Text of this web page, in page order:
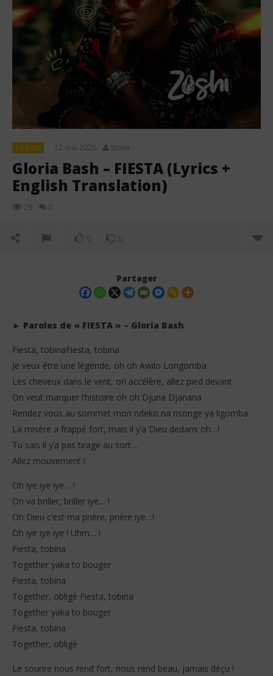
LYRICS 12 mai 2026 Stone
Gloria Bash – FIESTA (Lyrics +
English Translation)
29 0
0 0
NOW VIEWING
Gloria Bash – FIESTA (Lyrics + English Translation)
12
2026
Stone
Partager
► Paroles de « FIESTA » – Gloria Bash
Fiesta, tobinaFiesta, tobina
Je veux être une légende, oh oh Awilo Longomba
Les cheveux dans le vent, on accélère, allez pied devant
On veut marquer l’histoire oh oh Djuna Djanana
Rendez vous au sommet mon ndeko na nsonge ya ligomba
La misère a frappé fort, mais il y’a Dieu dedans oh…!
Tu sais il y’a pas tirage au sort…
Allez mouvement !
Oh iye iye iye… !
On va briller, briller iye… !
Oh Dieu c’est ma prière, prière iye…!
Oh iye iye iye ! Uhm… !
Fiesta, tobina
Together yaka to bouger
Fiesta, tobina
Together, obligé Fiesta, tobina
Together yaka to bouger
Fiesta, tobina
Together, obligé
Le sourire nous rend fort, nous rend beau, jamais déçu !